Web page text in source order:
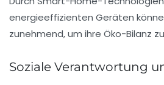
energieeffizienten Geräten
zunehmend, um ihre Öko-Bilanz
Soziale Verantwortung